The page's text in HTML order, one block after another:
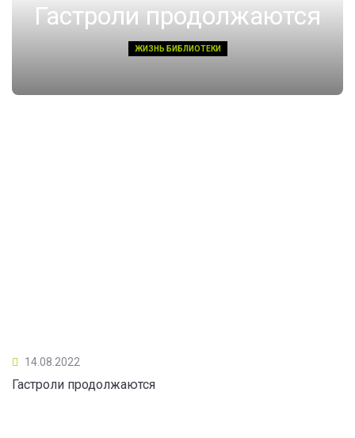
Гастроли продолжаются
ЖИЗНЬ БИБЛИОТЕКИ
14.08.2022
Гастроли продолжаются